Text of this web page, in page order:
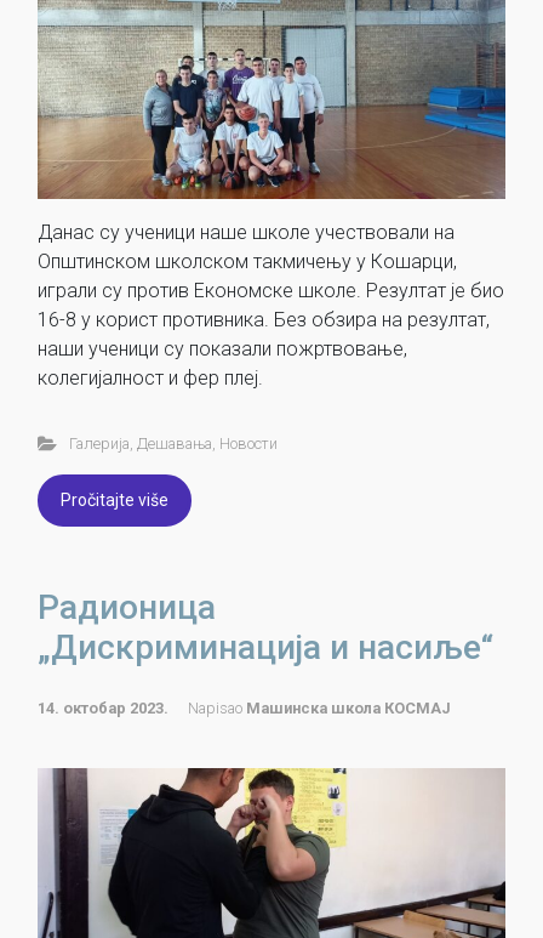
Данас су ученици наше школе учествовали на
Општинском школском такмичењу у Кошарци,
играли су против Економске школе. Резултат је био
16-8 у корист противника. Без обзира на резултат,
наши ученици су показали пожртвовање,
колегијалност и фер плеј.
Галерија Дешавања Новости
Pročitajte više
Радионица
„Дискриминација и насиље“
14. октобар 2023. Napisao Машинска школа КОСМАЈ